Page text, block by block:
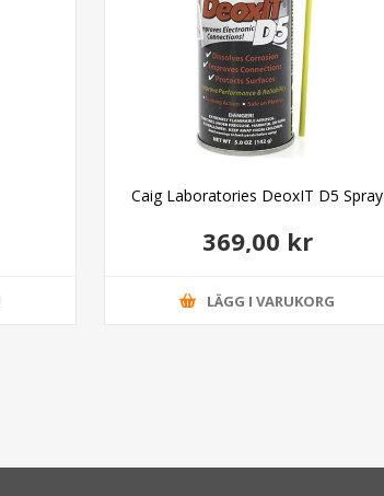
Caig Laboratories DeoxIT D5 Spray
369,00 kr
LÄGG I VARUKORG